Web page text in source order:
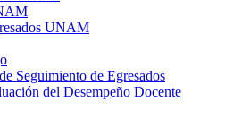
UNAM
Seguimiento de Egresados
del Desempeño Docente